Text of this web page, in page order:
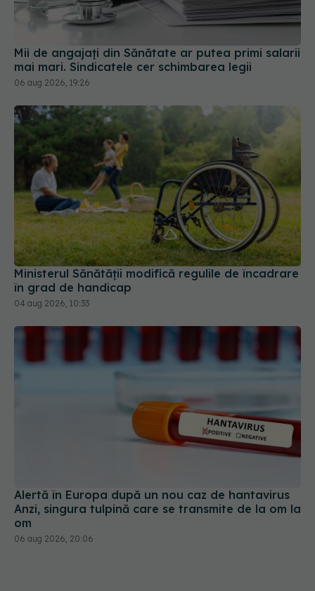
Mii de angajați din Sănătate ar putea primi salarii
mai mari. Sindicatele cer schimbarea legii
06 aug 2026, 19:26
Ministerul Sănătății modifică regulile de încadrare
în grad de handicap
04 aug 2026, 10:33
Alertă în Europa după un nou caz de hantavirus
Anzi, singura tulpină care se transmite de la om la
om
06 aug 2026, 20:06